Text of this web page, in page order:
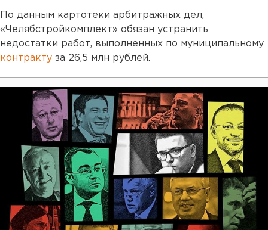
По данным картотеки арбитражных дел,
«Челябстройкомплект» обязан устранить
недостатки работ, выполненных по муниципальному
контракту за 26,5 млн рублей.